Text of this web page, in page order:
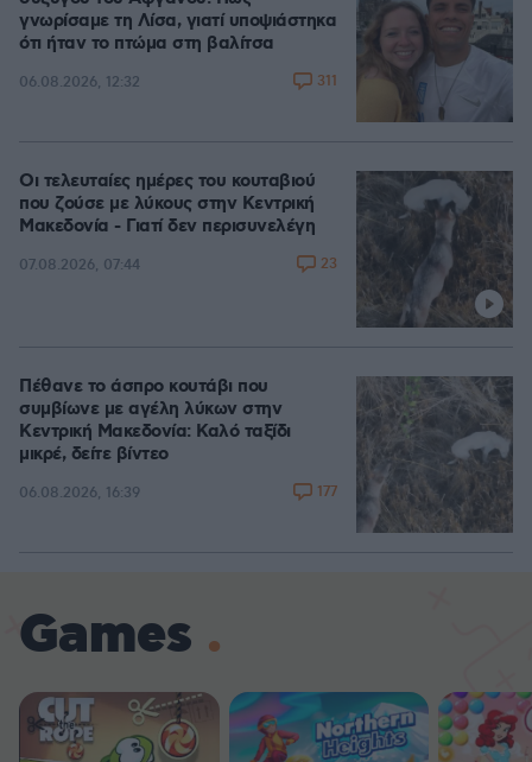
γνωρίσαμε τη Λίσα, γιατί υποψιάστηκα
ότι ήταν το πτώμα στη βαλίτσα
06.08.2026, 12:32 311
Οι τελευταίες ημέρες του κουταβιού
που ζούσε με λύκους στην Κεντρική
Μακεδονία - Γιατί δεν περισυνελέγη
07.08.2026, 07:44 23
Πέθανε το άσπρο κουτάβι που
συμβίωνε με αγέλη λύκων στην
Κεντρική Μακεδονία: Καλό ταξίδι
μικρέ, δείτε βίντεο
06.08.2026, 16:39 177
Games